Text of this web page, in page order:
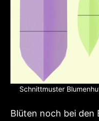
Schnittmuster
Blüten noch bei den